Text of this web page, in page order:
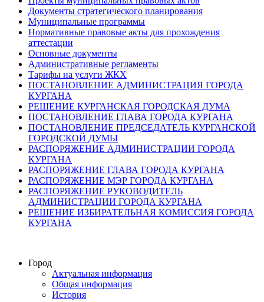
Документы стратегического планирования
Муниципальные программы
Нормативные правовые акты для прохождения
аттестации
Основные документы
Административные регламенты
Тарифы на услуги ЖКХ
ПОСТАНОВЛЕНИЕ АДМИНИСТРАЦИЯ ГОРОДА
КУРГАНА
РЕШЕНИЕ КУРГАНСКАЯ ГОРОДСКАЯ ДУМА
ПОСТАНОВЛЕНИЕ ГЛАВА ГОРОДА КУРГАНА
ПОСТАНОВЛЕНИЕ ПРЕДСЕДАТЕЛЬ КУРГАНСКОЙ
ГОРОДСКОЙ ДУМЫ
РАСПОРЯЖЕНИЕ АДМИНИСТРАЦИИ ГОРОДА
КУРГАНА
РАСПОРЯЖЕНИЕ ГЛАВА ГОРОДА КУРГАНА
РАСПОРЯЖЕНИЕ МЭР ГОРОДА КУРГАНА
РАСПОРЯЖЕНИЕ РУКОВОДИТЕЛЬ
АДМИНИСТРАЦИИ ГОРОДА КУРГАНА
РЕШЕНИЕ ИЗБИРАТЕЛЬНАЯ КОМИССИЯ ГОРОДА
КУРГАНА
Город
Актуальная информация
Общая информация
История